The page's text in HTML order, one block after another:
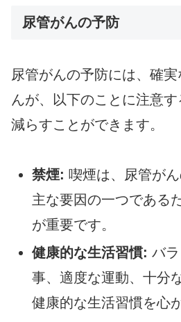
尿管がんの予防
尿管がんの予防には、確
んが、以下のことに注意
減らすことができます。
禁煙: 喫煙は、尿管が
主な要因の一つである
が重要です。
健康的な生活習慣: バ
事、適度な運動、十分
健康的な生活習慣を心